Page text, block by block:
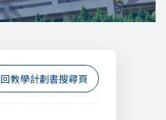
回教學計劃書搜尋頁